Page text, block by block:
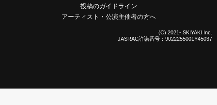
投稿のガイドライン
アーティスト・公演主催者の方へ
(C) 2021- SKIYAKI Inc.
JASRAC許諾番号：9022255001Y45037